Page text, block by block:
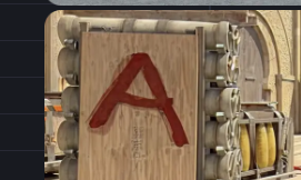
1
6/11
0
1